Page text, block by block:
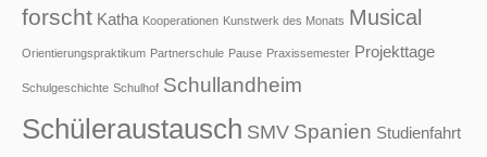
forscht Katha Kooperationen Kunstwerk des Monats Musical
Orientierungspraktikum Partnerschule Pause Praxissemester Projekttage
Schulgeschichte Schulhof Schullandheim
Schüleraustausch SMV Spanien Studienfahrt